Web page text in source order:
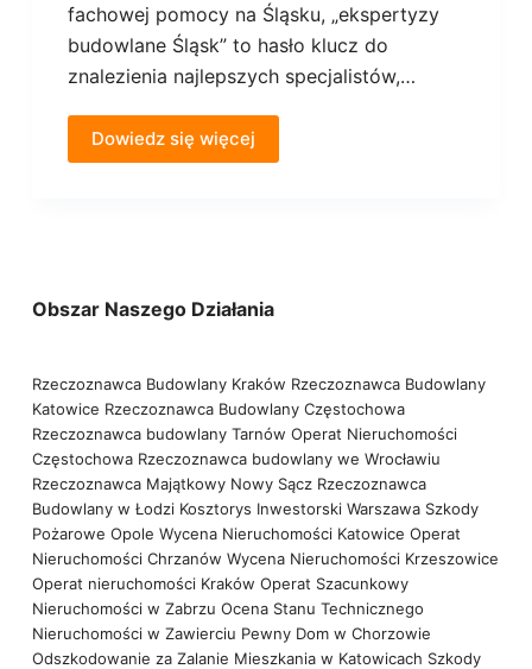
fachowej pomocy na Śląsku, „ekspertyzy
budowlane Śląsk” to hasło klucz do
znalezienia najlepszych specjalistów,…
Dowiedz się więcej
Obszar Naszego Działania
Rzeczoznawca Budowlany Kraków Rzeczoznawca Budowlany
Katowice Rzeczoznawca Budowlany Częstochowa
Rzeczoznawca budowlany Tarnów Operat Nieruchomości
Częstochowa Rzeczoznawca budowlany we Wrocławiu
Rzeczoznawca Majątkowy Nowy Sącz Rzeczoznawca
Budowlany w Łodzi Kosztorys Inwestorski Warszawa Szkody
Pożarowe Opole Wycena Nieruchomości Katowice Operat
Nieruchomości Chrzanów Wycena Nieruchomości Krzeszowice
Operat nieruchomości Kraków Operat Szacunkowy
Nieruchomości w Zabrzu Ocena Stanu Technicznego
Nieruchomości w Zawierciu Pewny Dom w Chorzowie
Odszkodowanie za Zalanie Mieszkania w Katowicach Szkody